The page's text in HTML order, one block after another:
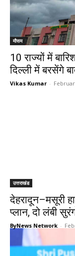
मौसम
10 राज्यों में
दिल्ली में बरसेंगे
Vikas Kumar -
उत्तराखंड
देहरादून–मसूरी
प्लान, दो लंबी
ByNews Network -